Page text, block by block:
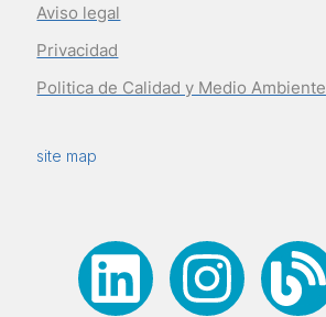
Aviso legal
Privacidad
Politica de Calidad y Medio Ambiente
site map